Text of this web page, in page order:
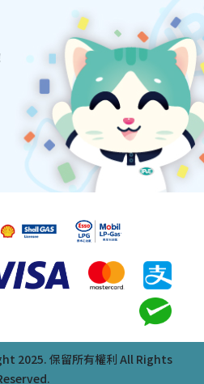
2025. 保留所有權利 All Rights